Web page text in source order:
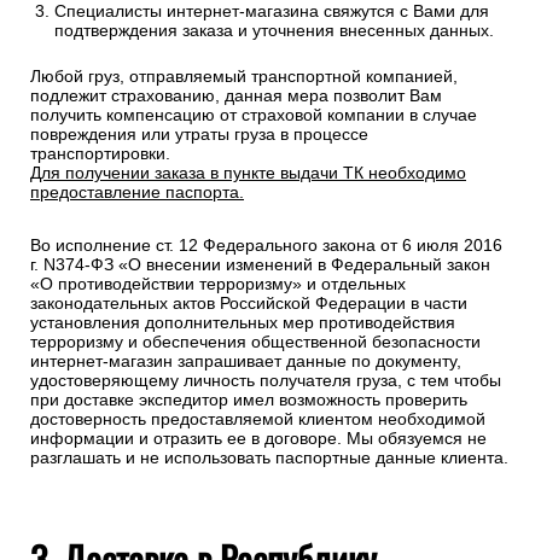
Специалисты интернет-магазина свяжутся с Вами для
подтверждения заказа и уточнения внесенных данных.
Любой груз, отправляемый транспортной компанией,
подлежит страхованию, данная мера позволит Вам
получить компенсацию от страховой компании в случае
повреждения или утраты груза в процессе
транспортировки.
Для получении заказа в пункте выдачи ТК необходимо
предоставление паспорта.
Во исполнение ст. 12 Федерального закона от 6 июля 2016
г. N374-ФЗ «О внесении изменений в Федеральный закон
«О противодействии терроризму» и отдельных
законодательных актов Российской Федерации в части
установления дополнительных мер противодействия
терроризму и обеспечения общественной безопасности
интернет-магазин запрашивает данные по документу,
удостоверяющему личность получателя груза, с тем чтобы
при доставке экспедитор имел возможность проверить
достоверность предоставляемой клиентом необходимой
информации и отразить ее в договоре. Мы обязуемся не
разглашать и не использовать паспортные данные клиента.